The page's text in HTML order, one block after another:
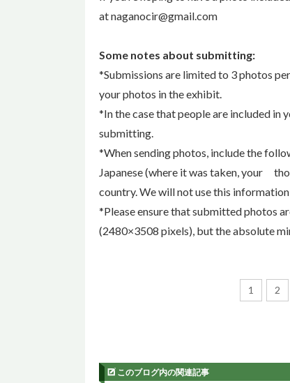
at naganocir@gmail.com
Some notes about submitting:
*Submissions are limited to 3 photos
your photos in the exhibit.
*In the case that people are included
submitting.
*When sending photos, include the
Japanese (where it was taken, your
country. We will not use this
*Please ensure that submitted photos
(2480×3508 pixels), but the absolute
1 2
このブログ内の関連記事